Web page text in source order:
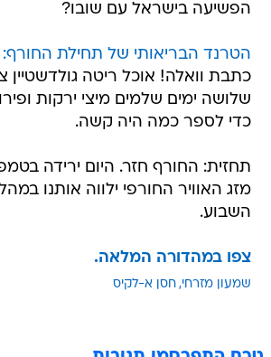
הפשיעה בישראל עם שובו?
הטרנד הבריאותי של תחילת החורף:
כתבת וואלה! אוכל ריטה
שלושה ימים שלמים מיצי ירקות
כדי לספר כמה היה קשה.
תחזית: החורף חזר. היום ירידה
מזג האוויר החורפי ילווה אותנו
השבוע.
צפו במהדורה המלאה.
שמעון מזרחי חסן א-לקיס